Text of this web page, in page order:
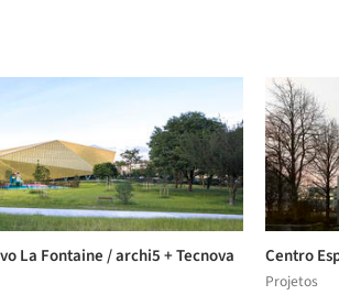
La Fontaine / archi5 + Tecnova
Centro
Projetos